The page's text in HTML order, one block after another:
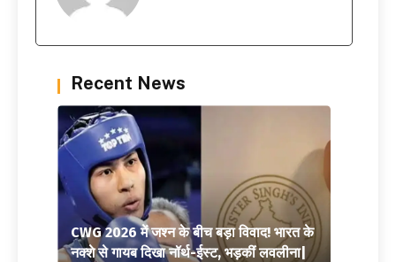
Recent News
CWG 2026 में जश्न के बीच बड़ा विवाद! भारत के
नक्शे से गायब दिखा नॉर्थ-ईस्ट, भड़कीं लवलीना|